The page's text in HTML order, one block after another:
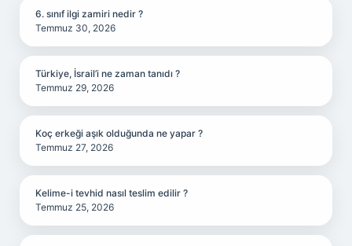
6. sınıf ilgi zamiri nedir ?
Temmuz 30, 2026
Türkiye, İsrail’i ne zaman tanıdı ?
Temmuz 29, 2026
Koç erkeği aşık olduğunda ne yapar ?
Temmuz 27, 2026
Kelime-i tevhid nasıl teslim edilir ?
Temmuz 25, 2026